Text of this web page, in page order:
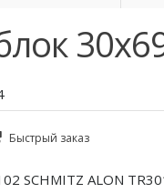
Быстрый заказ
SCHMITZ ALON